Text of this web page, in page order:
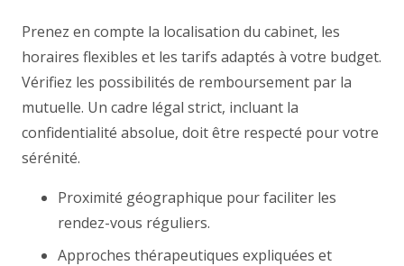
Prenez en compte la localisation du cabinet, les
horaires flexibles et les tarifs adaptés à votre budget.
Vérifiez les possibilités de remboursement par la
mutuelle. Un cadre légal strict, incluant la
confidentialité absolue, doit être respecté pour votre
sérénité.
Proximité géographique pour faciliter les
rendez-vous réguliers.
Approches thérapeutiques expliquées et